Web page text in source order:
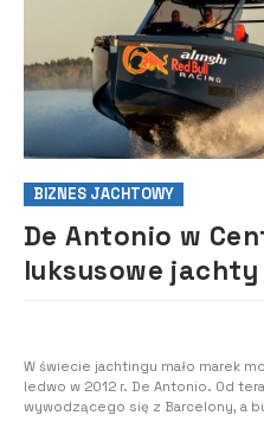
BIZNES JACHTOWY
De Antonio w
luksusowe
W świecie jachtingu mało marek
ledwo w 2012 r. De Antonio. Od
wywodzącego się z Barcelony, a